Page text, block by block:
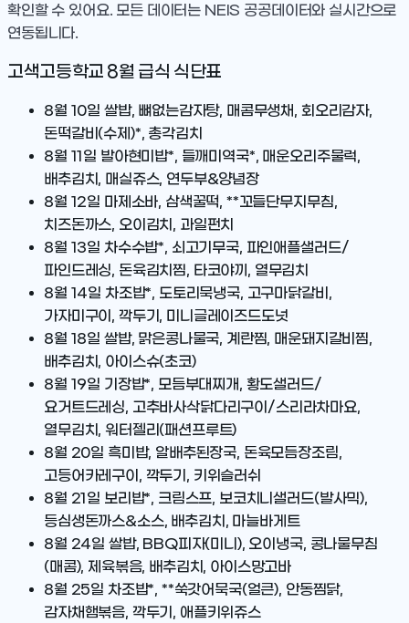
확인할 수 있어요. 모든 데이터는 NEIS 공공데이터와 실시간으로
연동됩니다.
고색고등학교 8월 급식 식단표
8월 10일 쌀밥, 뼈없는감자탕, 매콤무생채, 회오리감자,
돈떡갈비(수제)*, 총각김치
8월 11일 발아현미밥*, 들깨미역국*, 매운오리주물럭,
배추김치, 매실쥬스, 연두부&양념장
8월 12일 마제소바, 삼색꿀떡, **꼬들단무지무침,
치즈돈까스, 오이김치, 과일펀치
8월 13일 차수수밥*, 쇠고기무국, 파인애플샐러드/
파인드레싱, 돈육김치찜, 타코야끼, 열무김치
8월 14일 차조밥*, 도토리묵냉국, 고구마닭갈비,
가자미구이, 깍두기, 미니글레이즈드도넛
8월 18일 쌀밥, 맑은콩나물국, 계란찜, 매운돼지갈비찜,
배추김치, 아이스슈(초코)
8월 19일 기장밥*, 모듬부대찌개, 황도샐러드/
요거트드레싱, 고추바사삭닭다리구이/스리라차마요,
열무김치, 워터젤리(패션프루트)
8월 20일 흑미밥, 알배추된장국, 돈육모듬장조림,
고등어카레구이, 깍두기, 키위슬러쉬
8월 21일 보리밥*, 크림스프, 보코치니샐러드(발사믹),
등심생돈까스&소스, 배추김치, 마늘바게트
8월 24일 쌀밥, BBQ피자(미니), 오이냉국, 콩나물무침
(매콤), 제육볶음, 배추김치, 아이스망고바
8월 25일 차조밥*, **쑥갓어묵국(얼큰), 안동찜닭,
감자채햄볶음, 깍두기, 애플키위쥬스